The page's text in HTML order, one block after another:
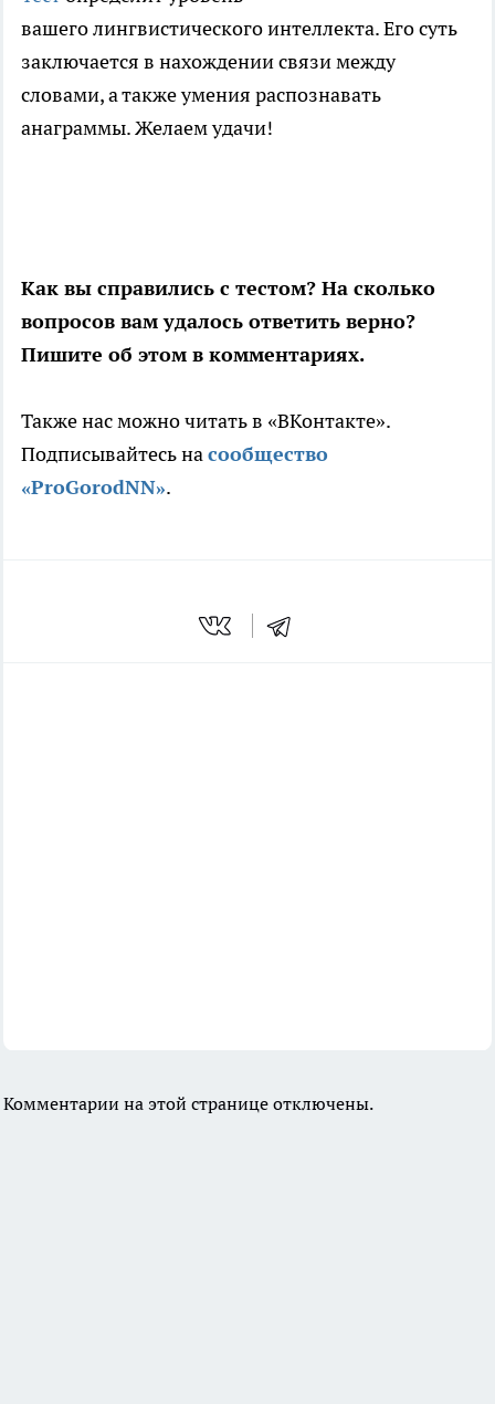
вашего лингвистического интеллекта. Его суть
заключается в нахождении связи между
словами, а также умения распознавать
анаграммы. Желаем удачи!
Как вы справились с тестом? На сколько
вопросов вам удалось ответить верно?
Пишите об этом в комментариях.
Также нас можно читать в «ВКонтакте».
Подписывайтесь насообщество
«ProGorodNN».
Комментарии на этой странице отключены.